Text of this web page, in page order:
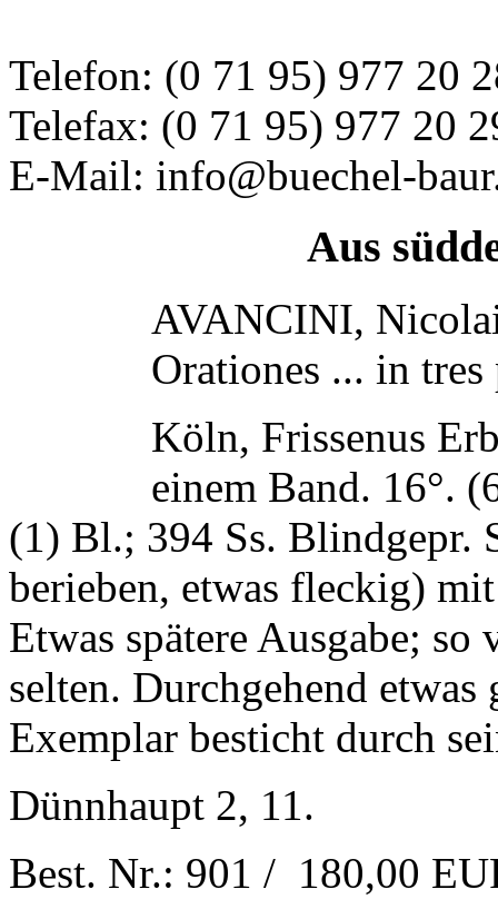
Telefon: (0 71 95) 977 20
Telefax: (0 71 95) 977 20
E-Mail: info@buechel-
Aus
AVANCINI,
Orationes ... in tres
Köln, Frissenus
einem Band. 16°.
(1) Bl.; 394 Ss. Blindgepr.
berieben, etwas fleckig)
Etwas spätere Ausgabe;
selten. Durchgehend
Exemplar besticht durch
Dünnhaupt 2, 11.
Best. Nr.: 901 / 180,00